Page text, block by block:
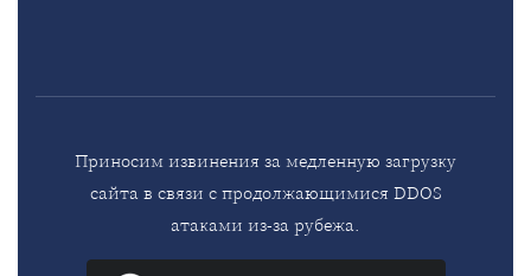
Приносим извинения за медленную загрузку
сайта в связи с продолжающимися DDOS
атаками из-за рубежа.